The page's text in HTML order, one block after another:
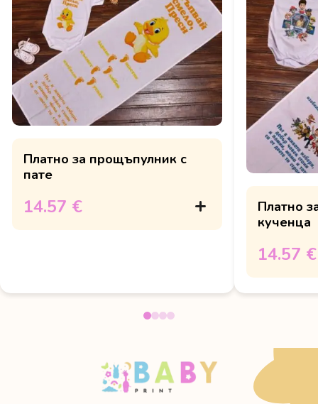
Платно за прощъпулник с
пате
14.57 €
Платно
кученца
14.57 €